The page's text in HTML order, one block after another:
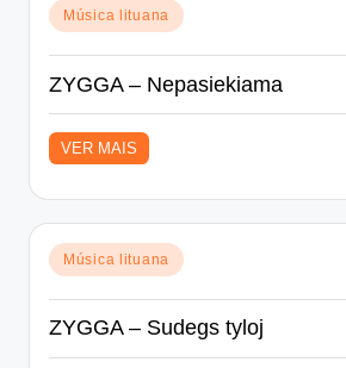
Posted
in
Música lituana
ZYGGA – Nepasiekiama
VER MAIS
Posted
in
Música lituana
ZYGGA – Sudegs tyloj